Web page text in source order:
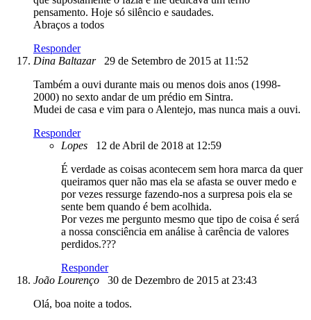
pensamento. Hoje só silêncio e saudades.
Abraços a todos
Responder
Dina Baltazar
29 de Setembro de 2015 at 11:52
Também a ouvi durante mais ou menos dois anos (1998-
2000) no sexto andar de um prédio em Sintra.
Mudei de casa e vim para o Alentejo, mas nunca mais a ouvi.
Responder
Lopes
12 de Abril de 2018 at 12:59
É verdade as coisas acontecem sem hora marca da quer
queiramos quer não mas ela se afasta se ouver medo e
por vezes ressurge fazendo-nos a surpresa pois ela se
sente bem quando é bem acolhida.
Por vezes me pergunto mesmo que tipo de coisa é será
a nossa consciência em análise à carência de valores
perdidos.???
Responder
João Lourenço
30 de Dezembro de 2015 at 23:43
Olá, boa noite a todos.